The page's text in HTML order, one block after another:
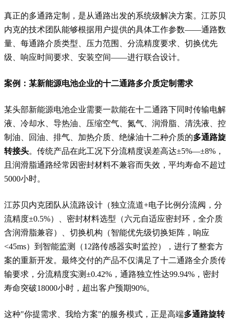
真正的多通路定制，是从通路出发的系统级解决方案。江苏贝
内克的技术团队能够根据用户提供的具体工作参数——通路数
量、每通路介质类型、压力范围、分流精度要求、切换优先
级、响应时间要求、安装空间——进行联合设计。
案例：某新能源电池企业的十二通路多介质定制需求
某头部新能源电池企业需要一款能在十二通路下同时传输电解
液、冷却水、导热油、压缩空气、氮气、润滑脂、清洗液、控
制油、回油、排气、加热介质、绝缘油十二种介质的多通路旋
转接头。传统产品在此工况下分流精度误差高达±5%—±8%，
且润滑脂通路经常因密封材料不兼容而失效，平均寿命不超过
5000小时。
江苏贝内克团队从流路设计（独立流道+电子比例分流阀，分
流精度±0.5%）、密封材料选型（六元自适应密封环，全介质
含润滑脂兼容）、切换机构（智能优先级切换矩阵，响应
<45ms）到智能监测（12路传感器实时监控），进行了整套方
案的重新开发。最终交付的产品不仅满足了十二通路全介质传
输要求，分流精度实测±0.42%，通路独立性达99.94%，密封
寿命突破18000小时，超出客户预期90%。
这种"你提需求、我给方案"的服务模式，正是高端多通路旋转